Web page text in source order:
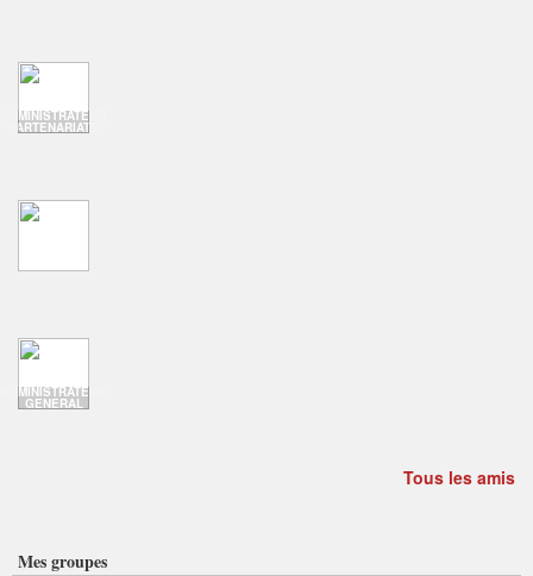
ADMINISTRATEUR
PARTENARIATS
ADMINISTRATEUR
GENERAL
Tous les amis
Mes groupes